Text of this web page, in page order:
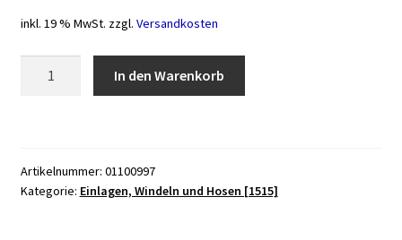
inkl. 19 % MwSt. zzgl. Versandkosten
WOMEN
Super
In den Warenkorb
Artikelnummer: 01100997
Kategorie: Einlagen, Windeln und Hosen [1515]